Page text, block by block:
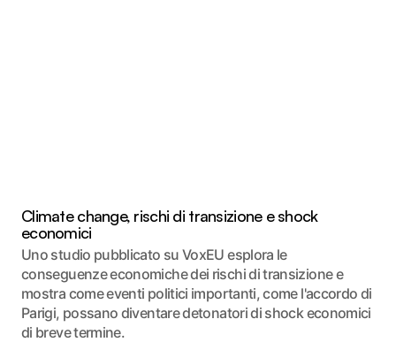
Climate change, rischi di transizione e shock
economici
Uno studio pubblicato su VoxEU esplora le
conseguenze economiche dei rischi di transizione e
mostra come eventi politici importanti, come l'accordo di
Parigi, possano diventare detonatori di shock economici
di breve termine.